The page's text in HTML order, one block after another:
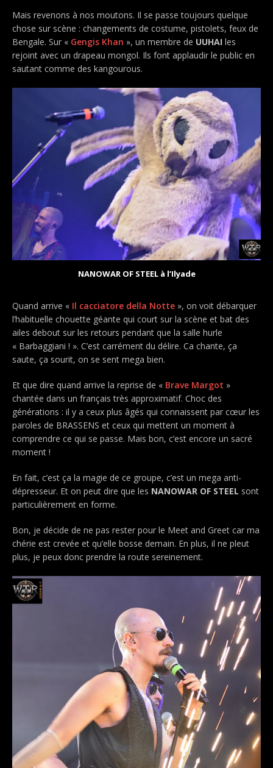
Mais revenons à nos moutons. Il se passe toujours quelque
chose sur scène : changements de costume, pistolets, feux de
Bengale. Sur « Gengis Khan », un membre de UUHAI les
rejoint avec un drapeau mongol. Ils font applaudir le public en
sautant comme des kangourous.
NANOWAR OF STEEL à l’Ilyade
Quand arrive « Il cacciatore della Notte », on voit débarquer
l’habituelle chouette géante qui court sur la scène et bat des
ailes debout sur les retours pendant que la salle hurle
« Barbaggiani ! ». C’est carrément du délire. Ca chante, ça
saute, ça sourit, on se sent mega bien.
Et que dire quand arrive la reprise de « Brave Margot »
chantée dans un français très approximatif. Choc des
générations : il y a ceux plus âgés qui connaissent par cœur les
paroles de BRASSENS et ceux qui mettent un moment à
comprendre ce qui se passe. Mais bon, c’est encore un sacré
moment !
En fait, c’est ça la magie de ce groupe, c’est un mega anti-
dépresseur. Et on peut dire que les NANOWAR OF STEEL sont
particulièrement en forme.
Bon, je décide de ne pas rester pour le Meet and Greet car ma
chérie est crevée et qu’elle bosse demain. En plus, il ne pleut
plus, je peux donc prendre la route sereinement.